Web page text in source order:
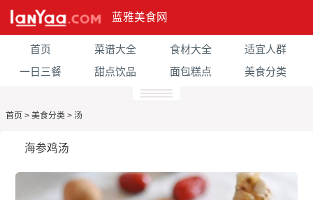
蓝雅美食网
首页 菜谱大全 食材大全
适宜人群
一日三餐
甜点饮品 面包糕点 美食分类
首页 > 美食分类 > 汤
海参鸡汤